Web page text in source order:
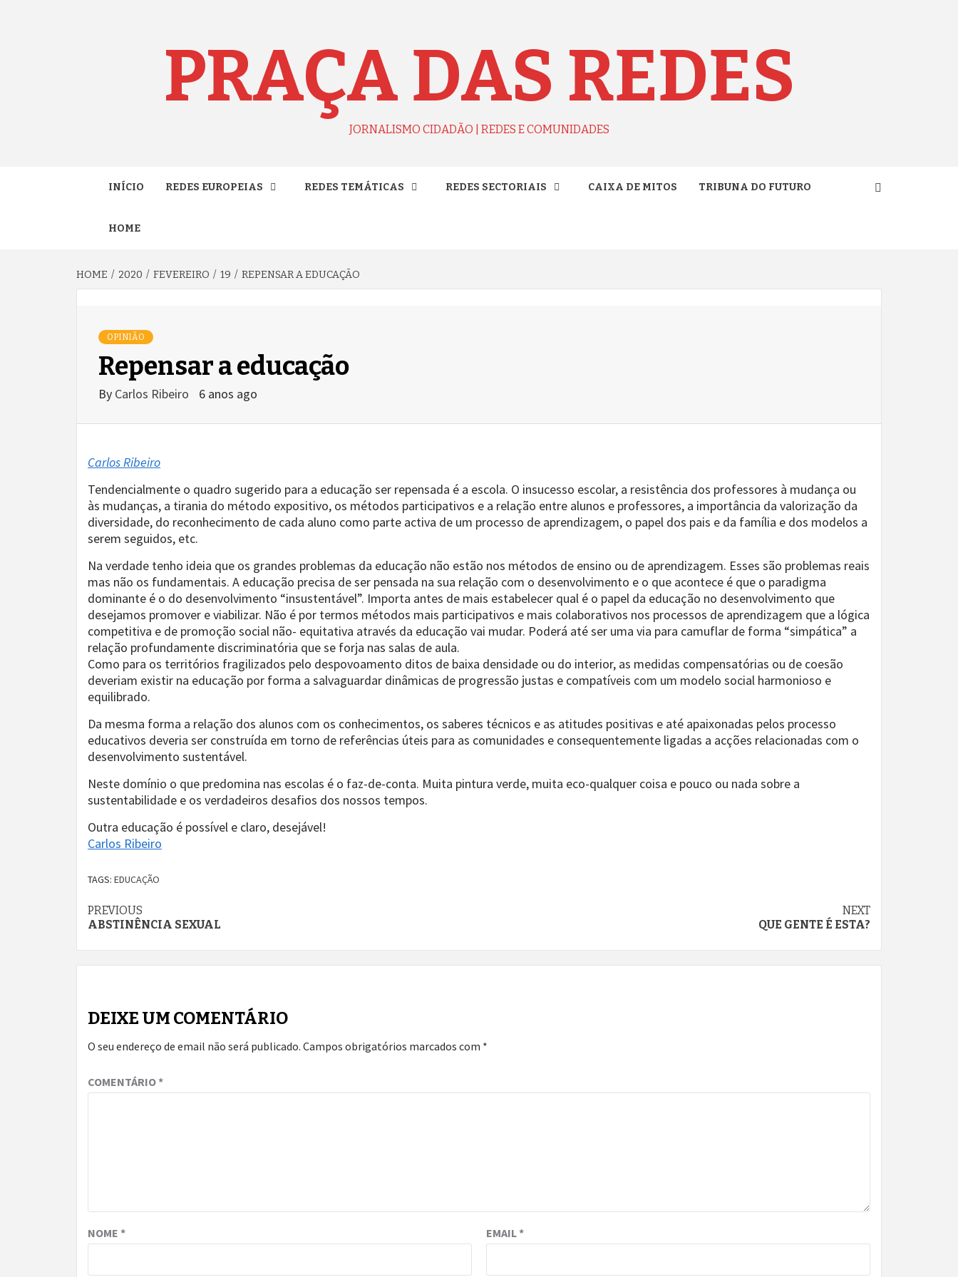
PRAÇA DAS REDES
JORNALISMO CIDADÃO | REDES E COMUNIDADES
INÍCIO REDES EUROPEIAS REDES TEMÁTICAS REDES SECTORIAIS CAIXA DE MITOS TRIBUNA DO FUTURO
HOME
HOME 2020 FEVEREIRO 19 REPENSAR A EDUCAÇÃO
OPINIÃO
Repensar a educação
By Carlos Ribeiro 6 anos ago
Carlos Ribeiro
Tendencialmente o quadro sugerido para a educação ser repensada é a escola. O insucesso escolar, a resistência dos professores à mudança ou
às mudanças, a tirania do método expositivo, os métodos participativos e a relação entre alunos e professores, a importância da valorização da
diversidade, do reconhecimento de cada aluno como parte activa de um processo de aprendizagem, o papel dos pais e da família e dos modelos a
serem seguidos, etc.
Na verdade tenho ideia que os grandes problemas da educação não estão nos métodos de ensino ou de aprendizagem. Esses são problemas reais
mas não os fundamentais. A educação precisa de ser pensada na sua relação com o desenvolvimento e o que acontece é que o paradigma
dominante é o do desenvolvimento “insustentável”. Importa antes de mais estabelecer qual é o papel da educação no desenvolvimento que
desejamos promover e viabilizar. Não é por termos métodos mais participativos e mais colaborativos nos processos de aprendizagem que a lógica
competitiva e de promoção social não- equitativa através da educação vai mudar. Poderá até ser uma via para camuflar de forma “simpática” a
relação profundamente discriminatória que se forja nas salas de aula.
Como para os territórios fragilizados pelo despovoamento ditos de baixa densidade ou do interior, as medidas compensatórias ou de coesão
deveriam existir na educação por forma a salvaguardar dinâmicas de progressão justas e compatíveis com um modelo social harmonioso e
equilibrado.
Da mesma forma a relação dos alunos com os conhecimentos, os saberes técnicos e as atitudes positivas e até apaixonadas pelos processo
educativos deveria ser construída em torno de referências úteis para as comunidades e consequentemente ligadas a acções relacionadas com o
desenvolvimento sustentável.
Neste domínio o que predomina nas escolas é o faz-de-conta. Muita pintura verde, muita eco-qualquer coisa e pouco ou nada sobre a
sustentabilidade e os verdadeiros desafios dos nossos tempos.
Outra educação é possível e claro, desejável!
Carlos Ribeiro
TAGS: EDUCAÇÃO
Continue
PREVIOUS
ABSTINÊNCIA SEXUAL
NEXT
QUE GENTE É ESTA?
DEIXE UM COMENTÁRIO
O seu endereço de email não será publicado. Campos obrigatórios marcados com *
COMENTÁRIO*
NOME * EMAIL*